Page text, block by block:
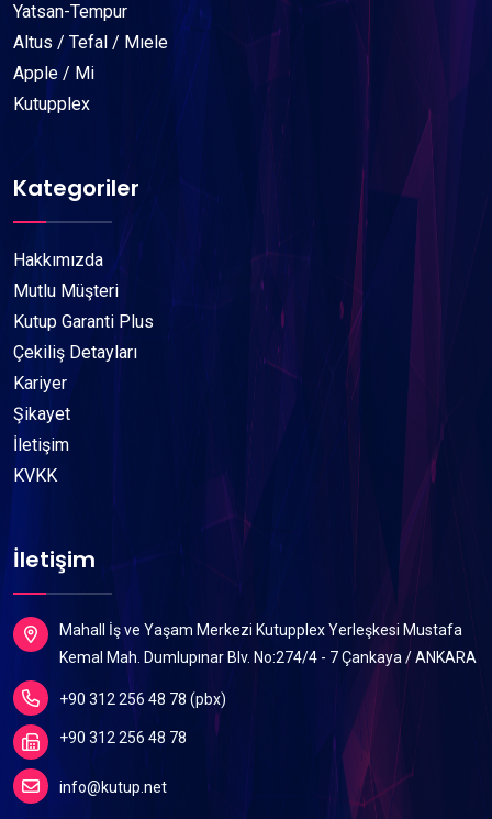
Yatsan-Tempur
Altus / Tefal / Mıele
Apple / Mi
Kutupplex
Kategoriler
Hakkımızda
Mutlu Müşteri
Kutup Garanti Plus
Çekiliş Detayları
Kariyer
Şikayet
İletişim
KVKK
İletişim
Mahall İş ve Yaşam Merkezi Kutupplex Yerleşkesi Mustafa
Kemal Mah. Dumlupınar Blv. No:274/4 - 7 Çankaya / ANKARA
+90 312 256 48 78 (pbx)
+90 312 256 48 78
info@kutup.net